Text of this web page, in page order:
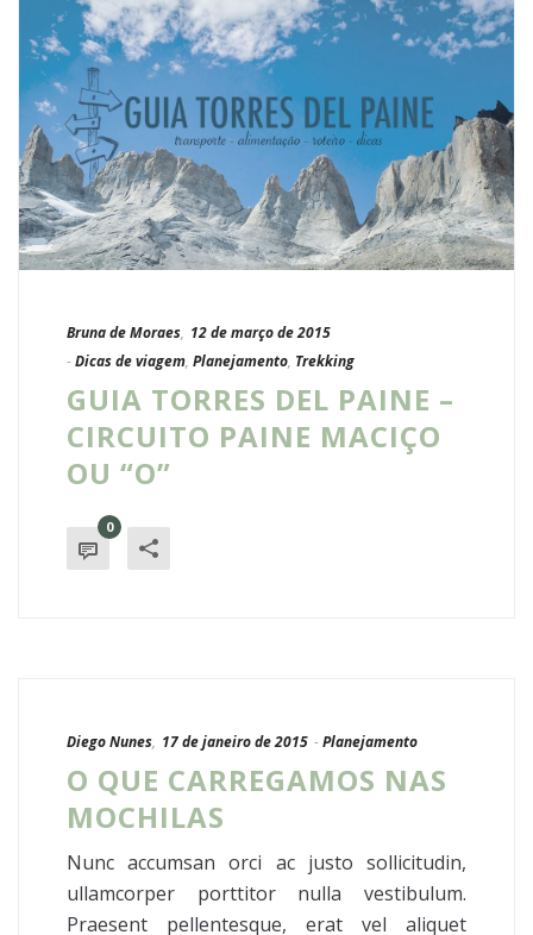
Bruna de Moraes, 12 de março de 2015
- Dicas de viagem, Planejamento, Trekking
GUIA TORRES DEL PAINE –
CIRCUITO PAINE MACIÇO
OU “O”
0
Diego Nunes, 17 de janeiro de 2015 - Planejamento
O QUE CARREGAMOS NAS
MOCHILAS
Nunc accumsan orci ac justo sollicitudin,
ullamcorper porttitor nulla vestibulum.
Praesent pellentesque, erat vel aliquet